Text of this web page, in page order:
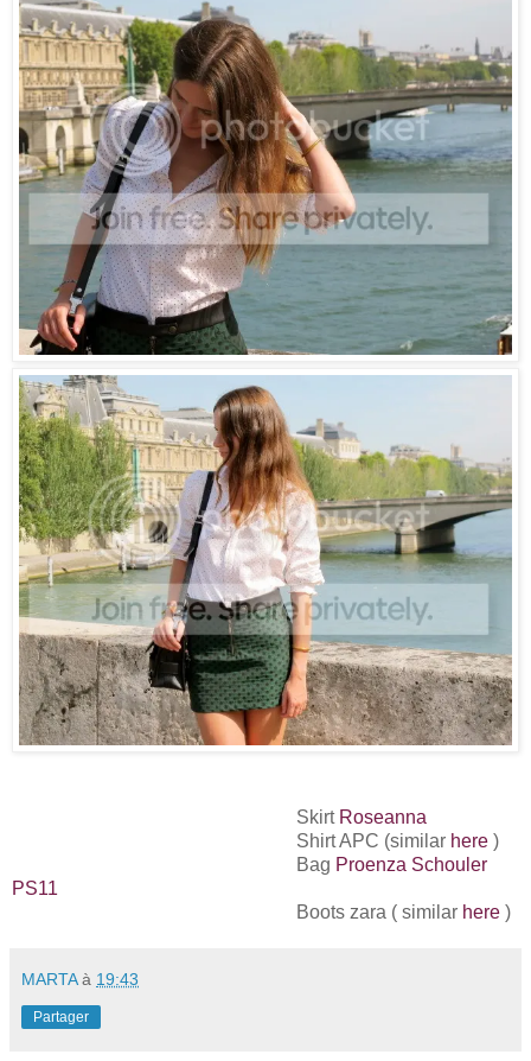
Skirt Roseanna
Shirt APC (similar here )
Bag Proenza Schouler
PS11
Boots zara ( similar here )
MARTA à 19:43
Partager